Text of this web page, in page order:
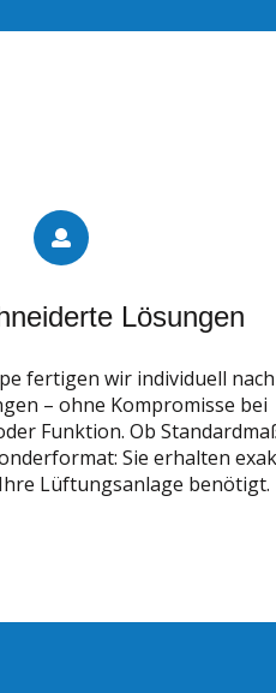
Lösungen
fertigen wir individuell nach
– ohne Kompromisse bei
Funktion. Ob
Sie erhalten
Lüftungsanlage benötigt.